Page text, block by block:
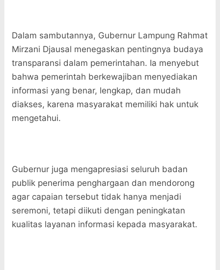
Dalam sambutannya, Gubernur Lampung Rahmat
Mirzani Djausal menegaskan pentingnya budaya
transparansi dalam pemerintahan. Ia menyebut
bahwa pemerintah berkewajiban menyediakan
informasi yang benar, lengkap, dan mudah
diakses, karena masyarakat memiliki hak untuk
mengetahui.
Gubernur juga mengapresiasi seluruh badan
publik penerima penghargaan dan mendorong
agar capaian tersebut tidak hanya menjadi
seremoni, tetapi diikuti dengan peningkatan
kualitas layanan informasi kepada masyarakat.